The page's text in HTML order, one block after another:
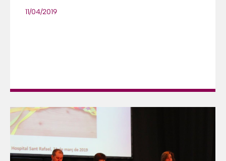
11/04/2019